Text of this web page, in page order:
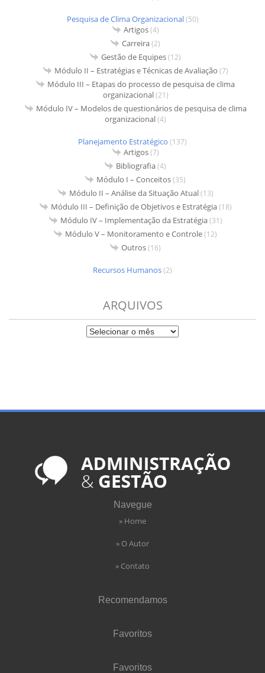
Pesquisa de Clima Organizacional(50)
Artigos(4)
Carreira(2)
Gestão de Equipes(12)
Módulo II – Estratégias e Técnicas de Avaliação (7)
Módulo III – Etapas do processo de pesquisa de clima
organizacional(21)
Módulo IV – Modelos de questionários de pesquisa de clima
organizacional(4)
Planejamento Estratégico (137)
Artigos(7)
Bibliografia(4)
Módulo I – Conceitos(35)
Módulo II – Análise da Situação Atual(13)
Módulo III – Definição de Objetivos e Estratégia(18)
Módulo IV – Implementação da Estratégia(31)
Módulo V – Monitoramento e Controle(12)
Outros(16)
Recursos Humanos(2)
ARQUIVOS
Navegue
» Home
» O Autor
» Contato
Recomendamos
Favoritos
Favoritos